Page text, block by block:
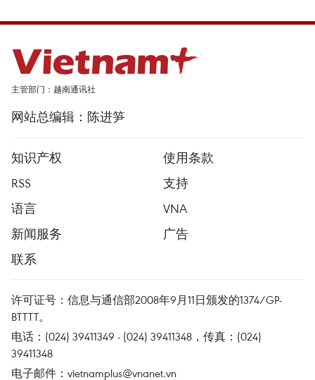
主管部门：越南通讯社
网站总编辑：陈进笋
知识产权
使用条款
RSS
支持
语言
VNA
新闻服务
广告
联系
许可证号：信息与通信部2008年9月11日颁发的1374/GP-
BTTTT。
电话：(024) 39411349 - (024) 39411348，传真：(024)
39411348
电子邮件： vietnamplus@vnanet.vn